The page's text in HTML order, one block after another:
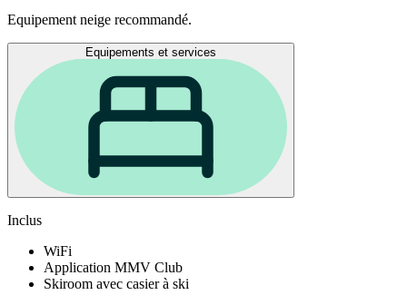
Equipement neige recommandé.
Equipements et services
Inclus
WiFi
Application MMV Club
Skiroom avec casier à ski